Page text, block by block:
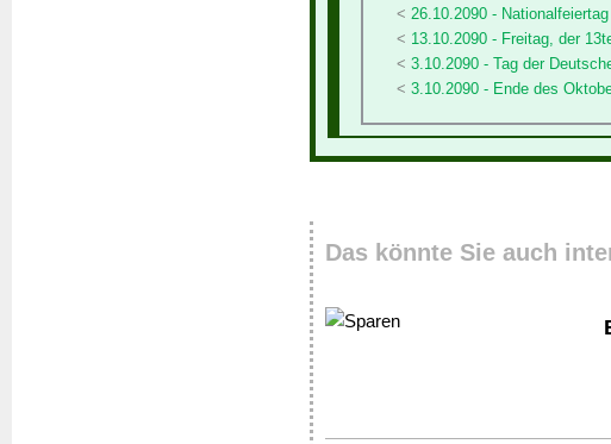
26.10.2090 -
13.10.2090 - Freitag, der
3.10.2090 - Tag der
3.10.2090 - Ende des
Das könnte Sie auch